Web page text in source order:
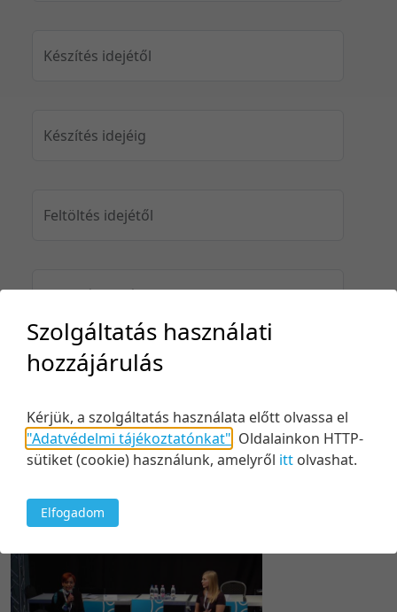
Készítés idejétől
Készítés idejéig
Feltöltés idejétől
Feltöltés idejéig
Kezdés/felvétel dátuma szerint
1 tétel
20 tétel/oldal
Szolgáltatás használati
hozzájárulás
Kérjük, a szolgáltatás használata előtt olvassa el
"Adatvédelmi tájékoztatónkat" Oldalainkon HTTP-
sütiket (cookie) használunk, amelyről itt olvashat.
Elfogadom